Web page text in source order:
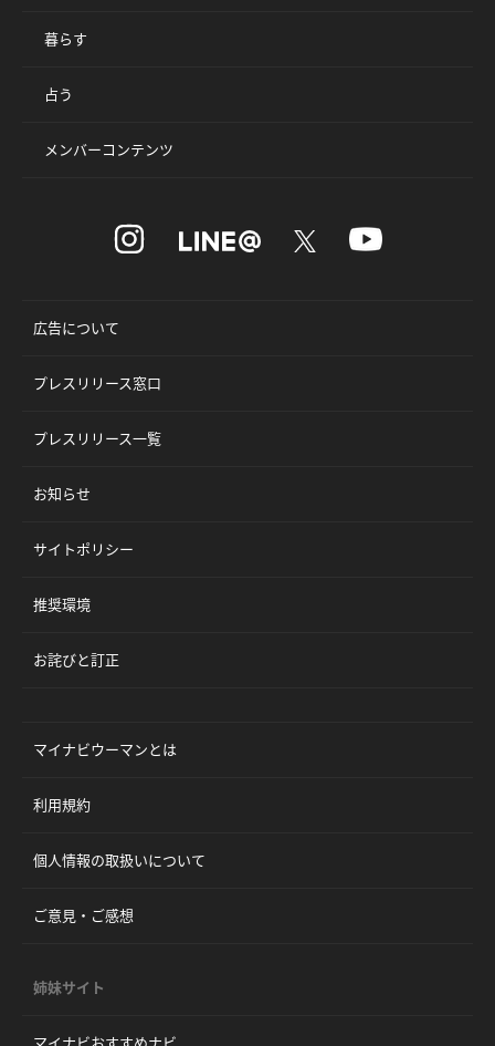
暮らす
占う
メンバーコンテンツ
広告について
プレスリリース窓口
プレスリリース一覧
お知らせ
サイトポリシー
推奨環境
お詫びと訂正
マイナビウーマンとは
利用規約
個人情報の取扱いについて
ご意見・ご感想
姉妹サイト